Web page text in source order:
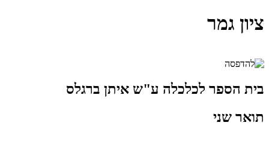
ציון גמר
בית הספר לכלכלה ע"ש איתן ברגלס
תואר שני